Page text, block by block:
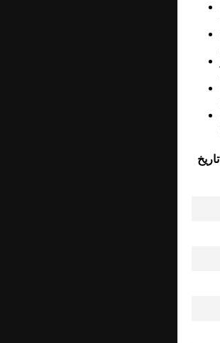
تاريخ